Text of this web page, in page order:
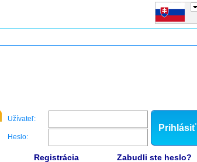
Užívateľ:
Heslo:
Prihlásiť
Registrácia Zabudli ste heslo?